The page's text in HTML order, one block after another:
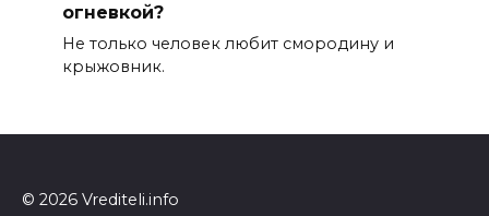
огневкой?
Не только человек любит смородину и
крыжовник.
© 2026 Vrediteli.info